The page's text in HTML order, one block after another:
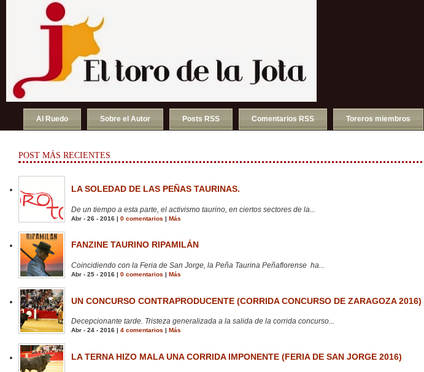
Al Ruedo Sobre el Autor Posts RSS Comentarios RSS Toreros miembros
POST MÁS RECIENTES
LA SOLEDAD DE LAS PEÑAS TAURINAS.
De un tiempo a esta parte, el activismo taurino, en ciertos sectores de la...
Abr - 26 - 2016 | 0 comentarios | Más
FANZINE TAURINO RIPAMILÁN
Coincidiendo con la Feria de San Jorge, la Peña Taurina Peñaflorense ha...
Abr - 25 - 2016 | 0 comentarios | Más
UN CONCURSO CONTRAPRODUCENTE (CORRIDA CONCURSO DE ZARAGOZA 2016)
Decepcionante tarde. Tristeza generalizada a la salida de la corrida concurso...
Abr - 24 - 2016 | 4 comentarios | Más
LA TERNA HIZO MALA UNA CORRIDA IMPONENTE (FERIA DE SAN JORGE 2016)